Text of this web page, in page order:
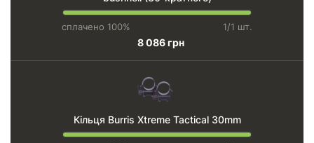
сплачено 100% 1/1 шт.
8 086 грн
Кільця Burris Xtreme Tactical 30mm